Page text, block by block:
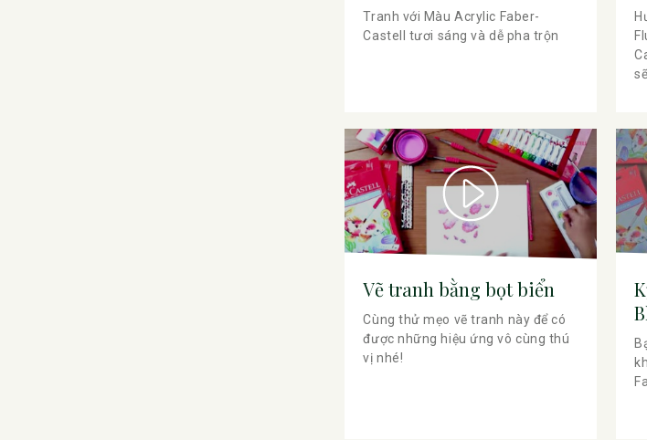
Tranh với Màu Acrylic Faber-
Castell tươi sáng và dễ pha trộn
Vẽ tranh bằng bọt biển
Cùng thử mẹo vẽ tranh này để có
được những hiệu ứng vô cùng thú
vị nhé!